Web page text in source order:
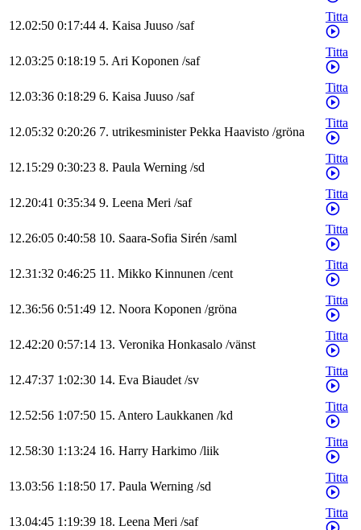
12.02:50 0:17:44 4. Kaisa Juuso /saf
Titta
12.03:25 0:18:19 5. Ari Koponen /saf
Titta
12.03:36 0:18:29 6. Kaisa Juuso /saf
Titta
12.05:32 0:20:26 7. utrikesminister Pekka Haavisto /gröna
Titta
12.15:29 0:30:23 8. Paula Werning /sd
Titta
12.20:41 0:35:34 9. Leena Meri /saf
Titta
12.26:05 0:40:58 10. Saara-Sofia Sirén /saml
Titta
12.31:32 0:46:25 11. Mikko Kinnunen /cent
Titta
12.36:56 0:51:49 12. Noora Koponen /gröna
Titta
12.42:20 0:57:14 13. Veronika Honkasalo /vänst
Titta
12.47:37 1:02:30 14. Eva Biaudet/sv
Titta
12.52:56 1:07:50 15. Antero Laukkanen /kd
Titta
12.58:30 1:13:24 16. Harry Harkimo /liik
Titta
13.03:56 1:18:50 17. Paula Werning /sd
Titta
13.04:45 1:19:39 18. Leena Meri /saf
Titta